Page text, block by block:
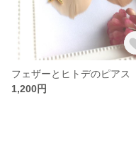
フェザーとヒトデのピアス
1,200円